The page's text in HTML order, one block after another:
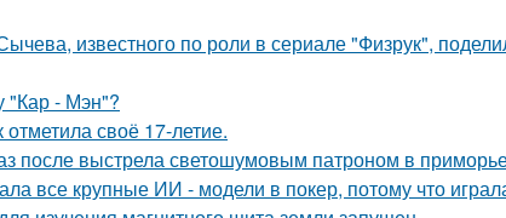
известного по роли в сериале "Физрук",
"Кар - Мэн"?
своё 17-летие.
после выстрела светошумовым патроном в
все крупные ИИ - модели в покер, потому что